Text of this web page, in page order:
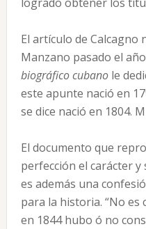
El artículo de Calcagno
Manzano pasado el
biográfico cubanole
este apunte nació en
se dice nació en 1804.
El documento que
perfección el carácter
es además una
para la historia. “No es
en 1844 hubo ó no